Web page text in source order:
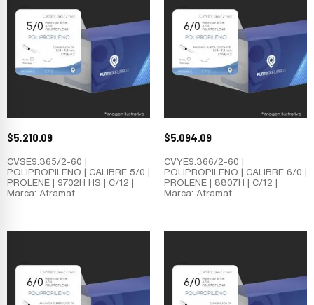
$5,210.09
CVSE9.365/2-60 |
POLIPROPILENO | CALIBRE 5/0 |
PROLENE | 9702H HS | C/12 |
Marca: Atramat
$5,094.09
CVYE9.366/2-60 |
POLIPROPILENO | CALIBRE 6/0 |
PROLENE | 8807H | C/12 |
Marca: Atramat